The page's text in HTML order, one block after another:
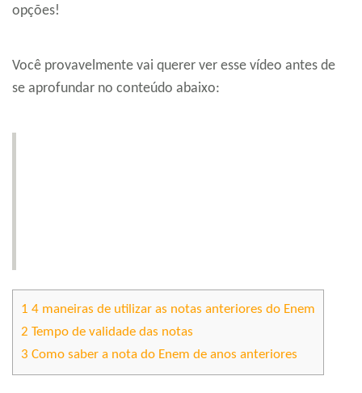
opções!
Você provavelmente vai querer ver esse vídeo antes de
se aprofundar no conteúdo abaixo:
1 4 maneiras de utilizar as notas anteriores do Enem
2 Tempo de validade das notas
3 Como saber a nota do Enem de anos anteriores